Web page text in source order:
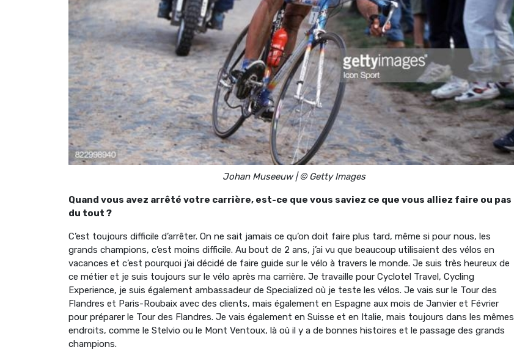
Johan Museeuw | © Getty Images
Quand vous avez arrêté votre carrière, est-ce que vous saviez ce que vous alliez faire ou pas
du tout ?
C’est toujours difficile d’arrêter. On ne sait jamais ce qu’on doit faire plus tard, même si pour nous, les
grands champions, c’est moins difficile. Au bout de 2 ans, j’ai vu que beaucoup utilisaient des vélos en
vacances et c’est pourquoi j’ai décidé de faire guide sur le vélo à travers le monde. Je suis très heureux de
ce métier et je suis toujours sur le vélo après ma carrière. Je travaille pour Cyclotel Travel, Cycling
Experience, je suis également ambassadeur de Specialized où je teste les vélos. Je vais sur le Tour des
Flandres et Paris-Roubaix avec des clients, mais également en Espagne aux mois de Janvier et Février
pour préparer le Tour des Flandres. Je vais également en Suisse et en Italie, mais toujours dans les mêmes
endroits, comme le Stelvio ou le Mont Ventoux, là où il y a de bonnes histoires et le passage des grands
champions.